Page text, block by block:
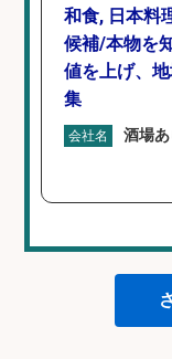
和食, 日本料
候補/本物を
値を上げ、
集
会社名 酒場